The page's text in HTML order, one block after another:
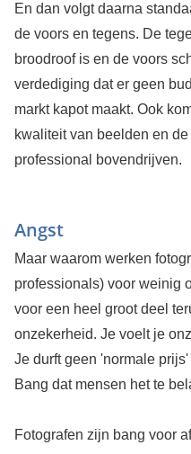
En dan volgt daarna
de voors en tegens. De
broodroof is en de voors
verdediging dat er geen
markt kapot maakt. Ook
kwaliteit van beelden en
professional bovendrijven.
Angst
Maar waarom werken
professionals) voor weinig
voor een heel groot deel
onzekerheid. Je voelt je
Je durft geen 'normale
Bang dat mensen het te
Fotografen zijn bang voor